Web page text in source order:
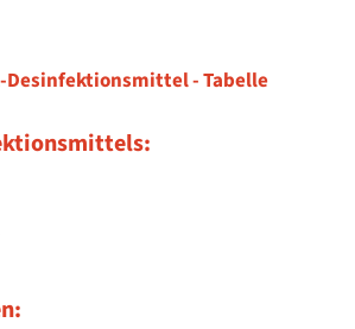
Desinfektionsmittel - Tabelle